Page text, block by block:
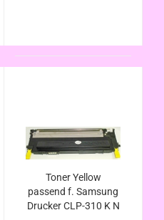
Toner Yellow
passend f. Samsung
Drucker CLP-310 K N